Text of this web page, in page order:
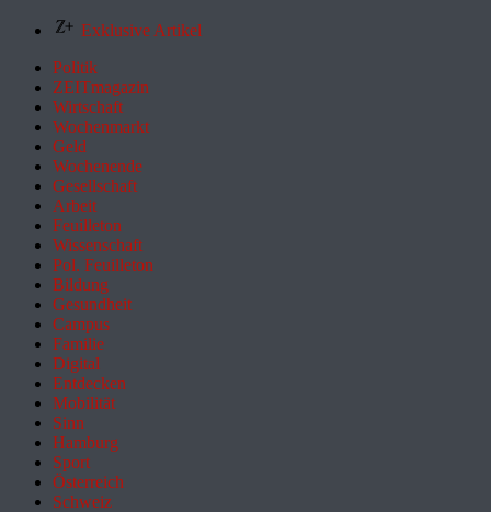
Exklusive Artikel
Politik
ZEITmagazin
Wirtschaft
Wochenmarkt
Geld
Wochenende
Gesellschaft
Arbeit
Feuilleton
Wissenschaft
Pol. Feuilleton
Bildung
Gesundheit
Campus
Familie
Digital
Entdecken
Mobilität
Sinn
Hamburg
Sport
Österreich
Schweiz